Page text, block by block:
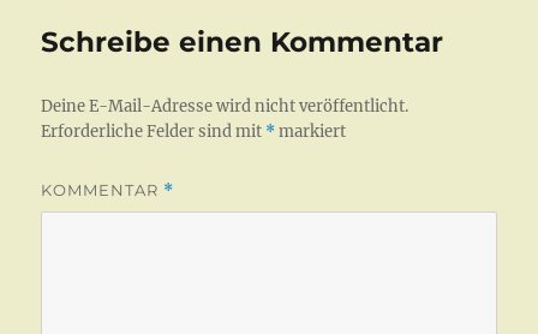
Schreibe einen Kommentar
Deine E-Mail-Adresse wird nicht veröffentlicht.
Erforderliche Felder sind mit *markiert
KOMMENTAR *